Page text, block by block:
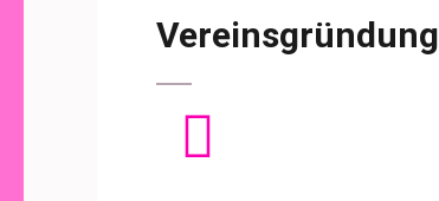
Vereinsgründung